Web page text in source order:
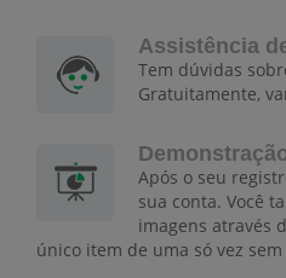
Assistência
Tem dúvidas
Gratuitamente,
Após o seu
sua conta. Você
imagens através
único item de uma só vez